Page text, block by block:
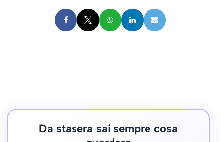
Da stasera sai sempre cosa